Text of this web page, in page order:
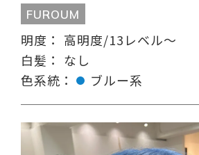
FUROUM
明度： 高明度/13レベル〜
白髪： なし
色系統：
ブルー系